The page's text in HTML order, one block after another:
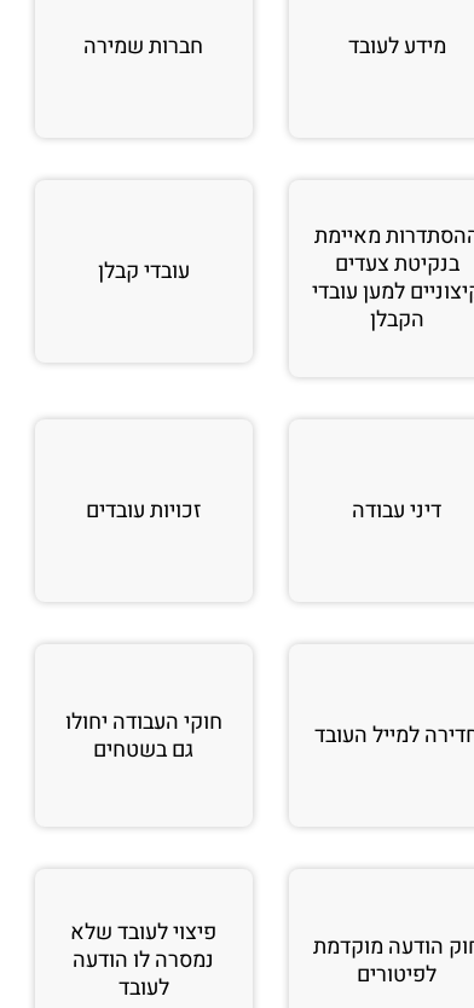
מידע לעובד חברות שמירה
מאיימת
בנקיטת צעדים
למען עובדי
הקבלן
עובדי קבלן
דיני עבודה זכויות עובדים
למייל העובד
חוקי העבודה יחולו
גם בשטחים
הודעה מוקדמת
לפיטורים
פיצוי לעובד שלא
נמסרה לו הודעה
לעובד